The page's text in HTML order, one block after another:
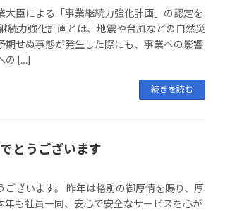
大臣による「事業継続力強化計画」の認定を
続力強化計画とは、地震や台風などの自然災
期せぬ事態が発生した際にも、事業への影響
の […]
続きを読む
とうございます
ございます。 昨年は格別の御厚情を賜り、厚
年も社員一同、安心で安全なサービスを心が